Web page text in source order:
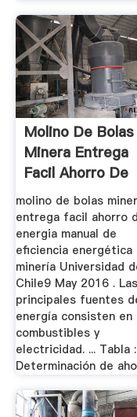
Molino De Bolas
Minera Entrega
Facil Ahorro De
Energia
molino de bolas
entrega facil ahorro
energia manual de
eficiencia energética
minería Universidad
Chile9 May 2016 . Las
principales fuentes
energía consisten en
combustibles y
electricidad. ... Tabla :
Determinación de